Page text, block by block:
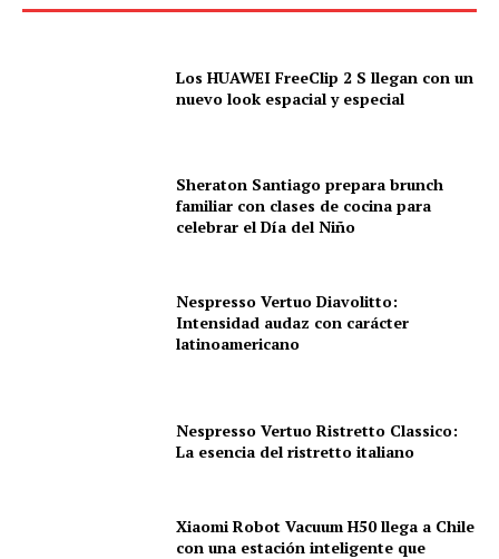
Los HUAWEI FreeClip 2 S llegan con un
nuevo look espacial y especial
Sheraton Santiago prepara brunch
familiar con clases de cocina para
celebrar el Día del Niño
Nespresso Vertuo Diavolitto:
Intensidad audaz con carácter
latinoamericano
Nespresso Vertuo Ristretto Classico:
La esencia del ristretto italiano
Xiaomi Robot Vacuum H50 llega a Chile
con una estación inteligente que